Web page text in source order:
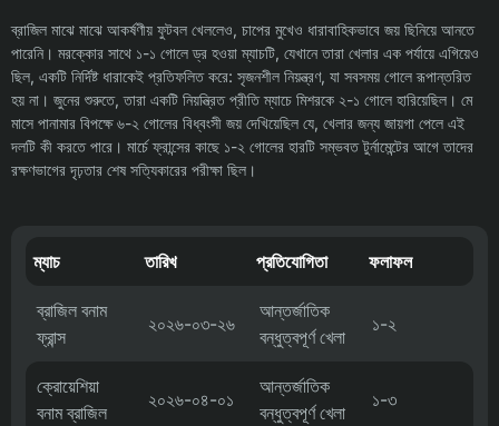
ব্রাজিল মাঝে মাঝে আকর্ষণীয় ফুটবল খেললেও, চাপের মুখেও ধারাবাহিকভাবে জয় ছিনিয়ে আনতে
পারেনি। মরক্কোর সাথে ১-১ গোলে ড্র হওয়া ম্যাচটি, যেখানে তারা খেলার এক পর্যায়ে এগিয়েও
ছিল, একটি নির্দিষ্ট ধারাকেই প্রতিফলিত করে: সৃজনশীল নিয়ন্ত্রণ, যা সবসময় গোলে রূপান্তরিত
হয় না। জুনের শুরুতে, তারা একটি নিয়ন্ত্রিত প্রীতি ম্যাচে মিশরকে ২-১ গোলে হারিয়েছিল। মে
মাসে পানামার বিপক্ষে ৬-২ গোলের বিধ্বংসী জয় দেখিয়েছিল যে, খেলার জন্য জায়গা পেলে এই
দলটি কী করতে পারে। মার্চে ফ্রান্সের কাছে ১-২ গোলের হারটি সম্ভবত টুর্নামেন্টের আগে তাদের
রক্ষণভাগের দৃঢ়তার শেষ সত্যিকারের পরীক্ষা ছিল।
ম্যাচ তারিখ প্রতিযোগিতা ফলাফল
ব্রাজিল বনাম
ফ্রান্স
২০২৬-০৩-২৬
আন্তর্জাতিক
বন্ধুত্বপূর্ণ খেলা
১-২
ক্রোয়েশিয়া
বনাম ব্রাজিল
২০২৬-০৪-০১
আন্তর্জাতিক
বন্ধুত্বপূর্ণ খেলা
১-৩